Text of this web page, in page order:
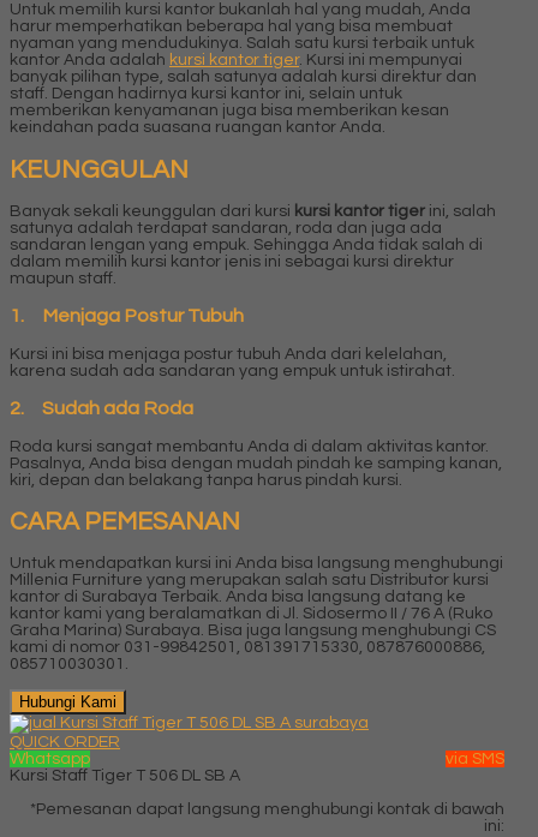
Untuk memilih kursi kantor bukanlah hal yang mudah, Anda
harur memperhatikan beberapa hal yang bisa membuat
nyaman yang mendudukinya. Salah satu kursi terbaik untuk
kantor Anda adalah kursi kantor tiger. Kursi ini mempunyai
banyak pilihan type, salah satunya adalah kursi direktur dan
staff. Dengan hadirnya kursi kantor ini, selain untuk
memberikan kenyamanan juga bisa memberikan kesan
keindahan pada suasana ruangan kantor Anda.
KEUNGGULAN
Banyak sekali keunggulan dari kursi kursi kantor tiger ini, salah
satunya adalah terdapat sandaran, roda dan juga ada
sandaran lengan yang empuk. Sehingga Anda tidak salah di
dalam memilih kursi kantor jenis ini sebagai kursi direktur
maupun staff.
1. Menjaga Postur Tubuh
Kursi ini bisa menjaga postur tubuh Anda dari kelelahan,
karena sudah ada sandaran yang empuk untuk istirahat.
2. Sudah ada Roda
Roda kursi sangat membantu Anda di dalam aktivitas kantor.
Pasalnya, Anda bisa dengan mudah pindah ke samping kanan,
kiri, depan dan belakang tanpa harus pindah kursi.
CARA PEMESANAN
Untuk mendapatkan kursi ini Anda bisa langsung menghubungi
Millenia Furniture yang merupakan salah satu Distributor kursi
kantor di Surabaya Terbaik. Anda bisa langsung datang ke
kantor kami yang beralamatkan di Jl. Sidosermo II / 76 A (Ruko
Graha Marina) Surabaya. Bisa juga langsung menghubungi CS
kami di nomor 031-99842501, 081391715330, 087876000886,
085710030301.
Hubungi Kami
QUICK ORDER
Whatsapp
via SMS
Kursi Staff Tiger T 506 DL SB A
*Pemesanan dapat langsung menghubungi kontak di bawah
ini: